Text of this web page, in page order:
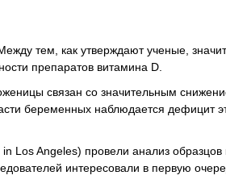
тем, как утверждают ученые,
препаратов витамина D.
связан со значительным
беременных наблюдается дефицит
Angeles) провели анализ образцов
интересовали в первую